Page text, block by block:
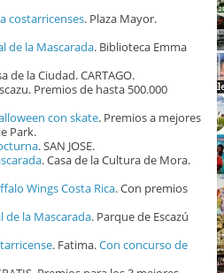
costarricenses. Plaza Mayor.
de la Mascarada. Biblioteca Emma
de la Ciudad. CARTAGO.
Premios de hasta 500.000
con skate. Premios a mejores
Park.
. SAN JOSE.
. Casa de la Cultura de Mora.
Wings Costa Rica. Con premios
de la Mascarada. Parque de Escazú
. Fatima.Con concurso de